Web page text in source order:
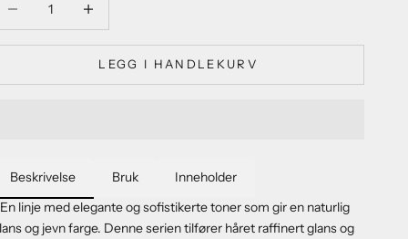
LEGG I HANDLEKURV
Beskrivelse Bruk
Inneholder
En linje med elegante og sofistikerte toner som gir en naturlig
og jevn farge. Denne serien tilfører håret raffinert glans og